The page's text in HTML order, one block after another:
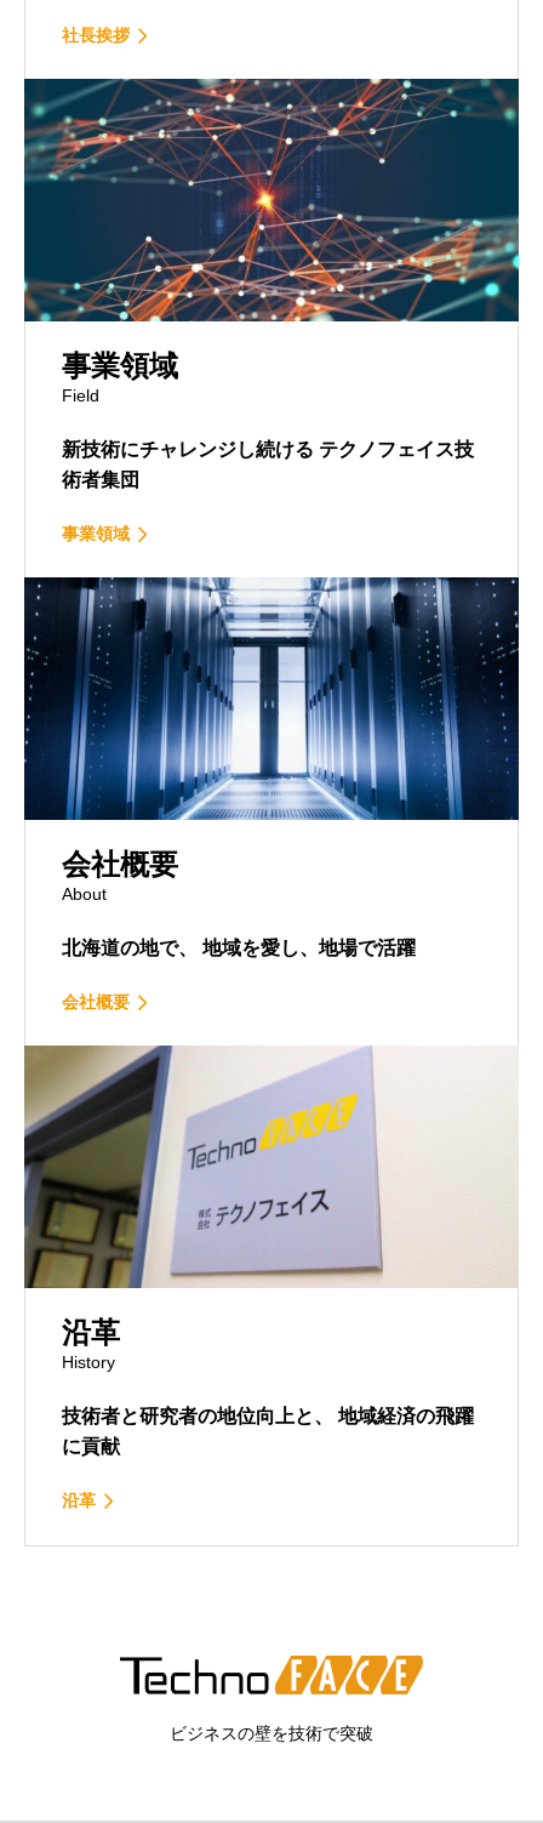
社長挨拶
事業領域
Field
新技術にチャレンジし続ける テクノフェイス技
術者集団
事業領域
会社概要
About
北海道の地で、 地域を愛し、地場で活躍
会社概要
沿革
History
技術者と研究者の地位向上と、
地域経済の飛躍
に貢献
沿革
ビジネスの壁を技術で突破